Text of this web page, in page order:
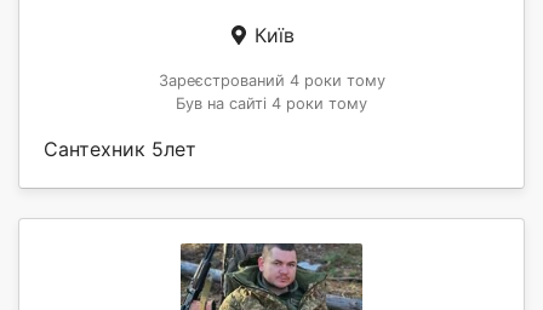
Київ
Зареєстрований 4 роки тому
Був на сайті 4 роки тому
Сантехник 5лет